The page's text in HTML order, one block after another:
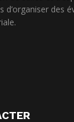
d’organiser des